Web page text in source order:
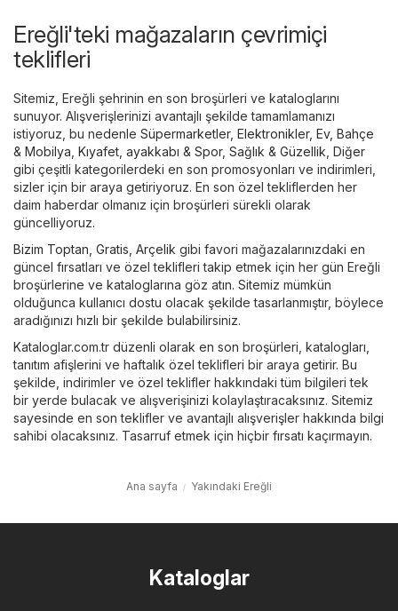
Ereğli'teki mağazaların çevrimiçi
teklifleri
Sitemiz, Ereğli şehrinin en son broşürleri ve kataloglarını
sunuyor. Alışverişlerinizi avantajlı şekilde tamamlamanızı
istiyoruz, bu nedenle Süpermarketler, Elektronikler, Ev, Bahçe
& Mobilya Kıyafet, ayakkabı & Spor, Sağlık & Güzellik Diğer
gibi çeşitli kategorilerdeki en son promosyonları ve indirimleri,
sizler için bir araya getiriyoruz. En son özel tekliflerden her
daim haberdar olmanız için broşürleri sürekli olarak
güncelliyoruz.
Bizim Toptan Gratis Arçelik gibi favori mağazalarınızdaki en
güncel fırsatları ve özel teklifleri takip etmek için her gün Ereğli
broşürlerine ve kataloglarına göz atın. Sitemiz mümkün
olduğunca kullanıcı dostu olacak şekilde tasarlanmıştır, böylece
aradığınızı hızlı bir şekilde bulabilirsiniz.
Kataloglar.com.tr düzenli olarak en son broşürleri, katalogları,
tanıtım afişlerini ve haftalık özel teklifleri bir araya getirir. Bu
şekilde, indirimler ve özel teklifler hakkındaki tüm bilgileri tek
bir yerde bulacak ve alışverişinizi kolaylaştıracaksınız. Sitemiz
sayesinde en son teklifler ve avantajlı alışverişler hakkında bilgi
sahibi olacaksınız. Tasarruf etmek için hiçbir fırsatı kaçırmayın.
Ana sayfa Yakındaki Ereğli
Kataloglar